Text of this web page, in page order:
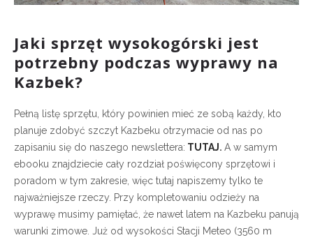
Jaki sprzęt wysokogórski jest
potrzebny podczas wyprawy na
Kazbek?
Pełną listę sprzętu, który powinien mieć ze sobą każdy, kto
planuje zdobyć szczyt Kazbeku otrzymacie od nas po
zapisaniu się do naszego newslettera: TUTAJ. A w samym
ebooku znajdziecie cały rozdział poświęcony sprzętowi i
poradom w tym zakresie, więc tutaj napiszemy tylko te
najważniejsze rzeczy. Przy kompletowaniu odzieży na
wyprawę musimy pamiętać, że nawet latem na Kazbeku panują
warunki zimowe. Już od wysokości Stacji Meteo (3560 m